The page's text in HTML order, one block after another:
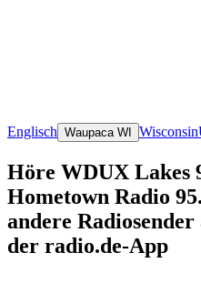
Englisch Waupaca WI Wisconsin
Höre WDUX Lakes
Hometown Radio
andere
der radio.de-App